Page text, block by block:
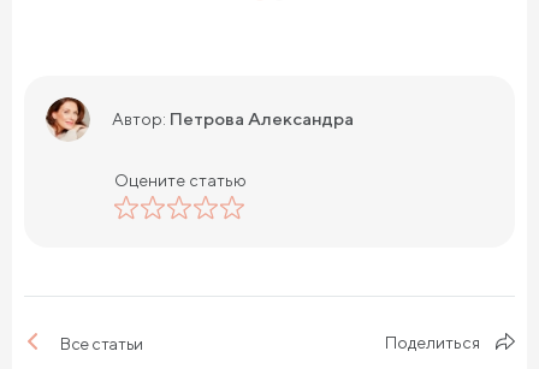
Автор: Петрова Александра
Оцените статью
Все статьи Поделиться